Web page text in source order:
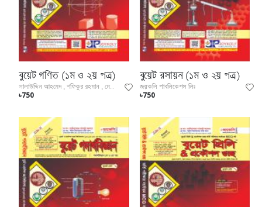
বুয়েট গণিত (১ম ও ২য় পত্র)
সালাউদ্দিন আহমেদ , শফিকুর রহমান , মেহেদী হাসান ,
৳750
বুয়েট রসায়ন (১ম ও ২য় পত্র)
জয়কলি পাবলিকেশন্স লিঃ
৳750